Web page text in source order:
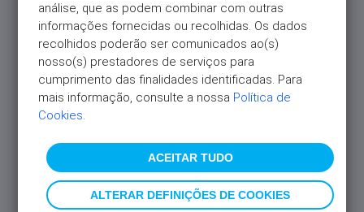
análise, que as podem combinar com outras
informações fornecidas ou recolhidas. Os dados
recolhidos poderão ser comunicados ao(s)
nosso(s) prestadores de serviços para
cumprimento das finalidades identificadas. Para
mais informação, consulte a nossa Política de
Cookies.
ACEITAR TUDO
ALTERAR DEFINIÇÕES DE COOKIES
Categories
Crédito Habitação
Inverso da Moeda
Literacia Financeira
Tendências
Todas